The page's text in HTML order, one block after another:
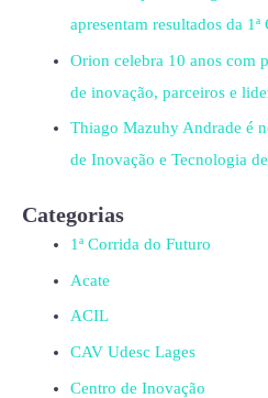
apresentam resultados da
Orion celebra 10 anos com
de inovação, parceiros e
Thiago Mazuhy Andrade é
de Inovação e Tecnologia
Categorias
1ª Corrida do Futuro
Acate
ACIL
CAV Udesc Lages
Centro de Inovação